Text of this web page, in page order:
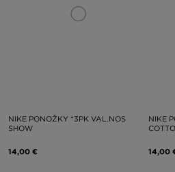
NIKE PONOŽKY *3PK VAL.NOS
SHOW
14,00 €
NIKE
14,00